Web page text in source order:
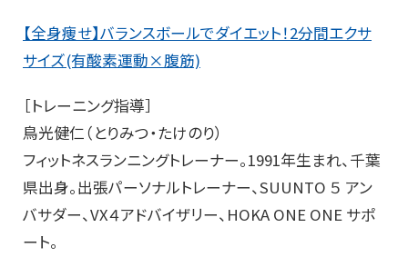
【全身痩せ】バランスボールでダイエット！2分間エクサ
サイズ(有酸素運動×腹筋)
［トレーニング指導］
鳥光健仁（とりみつ・たけのり）
フィットネスランニングトレーナー。1991年生まれ、千葉
県出身。出張パーソナルトレーナー、SUUNTO ５ アン
バサダー、VX４アドバイザリー、HOKA ONE ONE サポ
ート。